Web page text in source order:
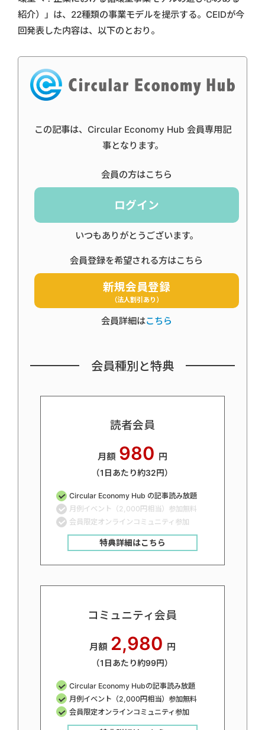
紹介）」は、22種類の事業モデルを提示する。CEIDが今
回発表した内容は、以下のとおり。
この記事は、Circular Economy Hub 会員専用記
事となります。
会員の方はこちら
ログイン
いつもありがとうございます。
会員登録を希望される方はこちら
新規会員登録
（法人割引あり）
会員詳細はこちら
会員種別と特典
読者会員
月額 980 円
（1日あたり約32円）
Circular Economy Hub の記事読み放題
月例イベント（2,000円相当）参加無料
会員限定オンラインコミュニティ参加
特典詳細はこちら
コミュニティ会員
月額 2,980 円
（1日あたり約99円）
Circular Economy Hubの記事読み放題
月例イベント（2,000円相当）参加無料
会員限定オンラインコミュニティ参加